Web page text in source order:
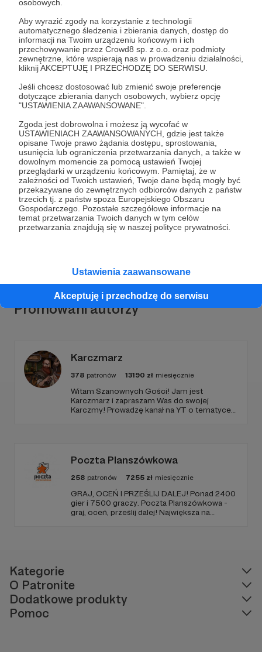
osobowych.
Aby wyrazić zgody na korzystanie z technologii
automatycznego śledzenia i zbierania danych, dostęp do
informacji na Twoim urządzeniu końcowym i ich
przechowywanie przez Crowd8 sp. z o.o. oraz podmioty
zewnętrzne, które wspierają nas w prowadzeniu działalności,
kliknij AKCEPTUJĘ I PRZECHODZĘ DO SERWISU.
Jeśli chcesz dostosować lub zmienić swoje preferencje
dotyczące zbierania danych osobowych, wybierz opcję
"USTAWIENIA ZAAWANSOWANE".
Zgoda jest dobrowolna i możesz ją wycofać w
USTAWIENIACH ZAAWANSOWANYCH, gdzie jest także
opisane Twoje prawo żądania dostępu, sprostowania,
usunięcia lub ograniczenia przetwarzania danych, a także w
dowolnym momencie za pomocą ustawień Twojej
przeglądarki w urządzeniu końcowym. Pamiętaj, że w
zależności od Twoich ustawień, Twoje dane będą mogły być
przekazywane do zewnętrznych odbiorców danych z państw
trzecich tj. z państw spoza Europejskiego Obszaru
Gospodarczego. Pozostałe szczegółowe informacje na
temat przetwarzania Twoich danych w tym celów
przetwarzania znajdują się w naszej polityce prywatności.
Ustawienia zaawansowane
Akceptuję i przechodzę do serwisu
3 dni temu
Komentarz użytkownika
Odpowiedz
Dołącz do grona Patronów!
Wesprzyj działalność AutoraGE3K Eventsjuż teraz!
Promowani autorzy
Karczmarz
378 patronów 13190 zł miesięcznie
Witam Szanownych Gości! Jam jest
Karczmarz i zapraszam Was do swojej
Karczmy! Prowadzę kanał na YT o tematyce
Poczta Planszówkowa
258 patronów 7255 zł miesięcznie
GRAJ, OCEŃ I PRZEŚLIJ DALEJ! Ponad 2400
gier i 7500 graczy. Poczta Planszówkowa -
graj, oceń, prześlij dalej! Największa na
Kategorie
O Patronite
Dodatkowe produkty
Pomoc